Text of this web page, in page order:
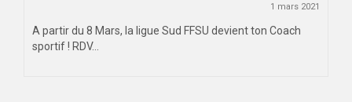
1 mars 2021
A partir du 8 Mars, la ligue Sud FFSU devient ton Coach
sportif ! RDV...